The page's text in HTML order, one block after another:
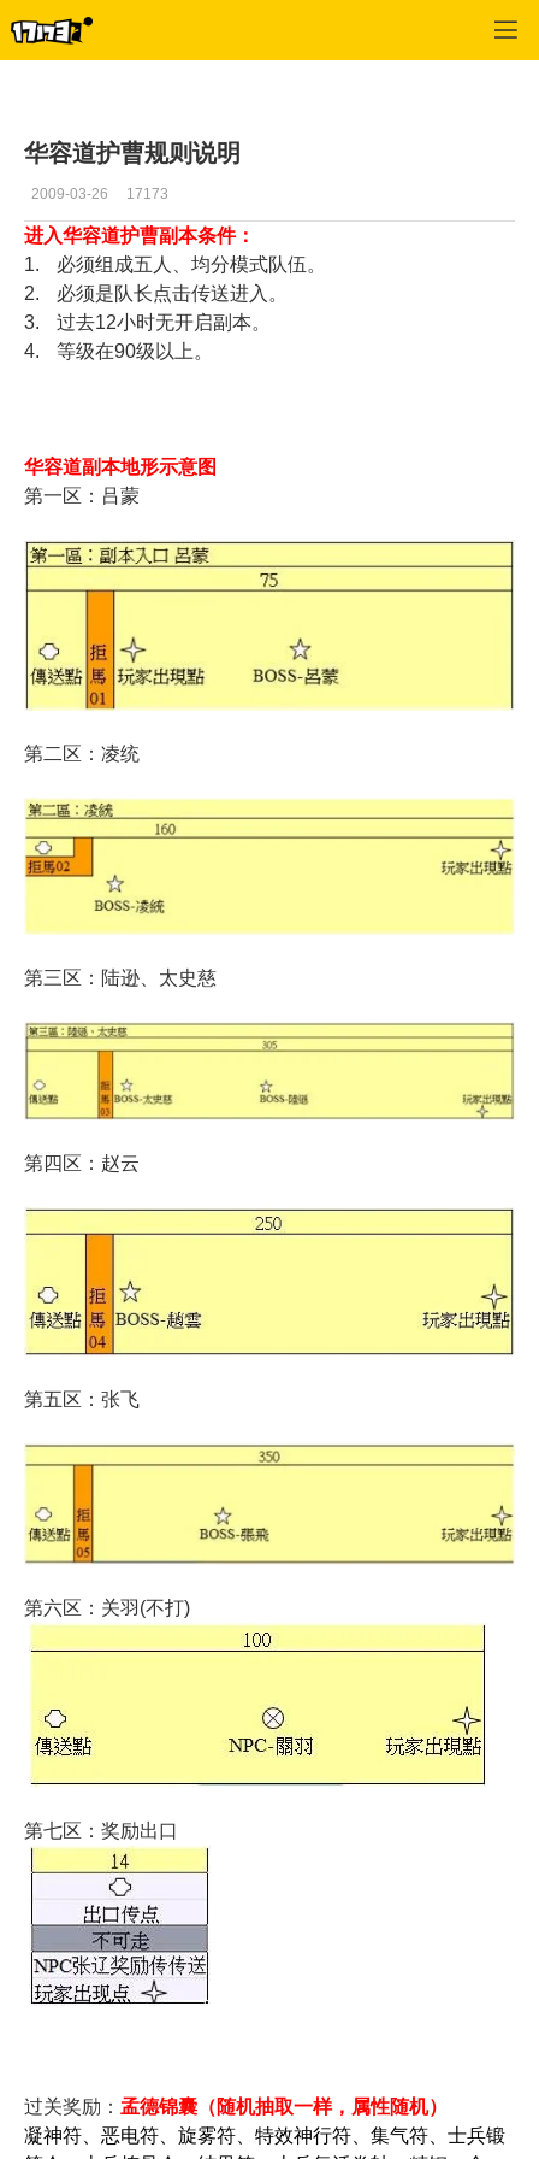
华容道护曹规则说明
2009-03-26 17173
进入华容道护曹副本条件：
1.
必须组成五人、均分模式队伍。
2.
必须是队长点击传送进入。
3.
过去12小时无开启副本。
4.
等级在90级以上。
华容道副本地形示意图
第一区：吕蒙
第二区：凌统
第三区：陆逊、太史慈
第四区：赵云
第五区：张飞
第六区：关羽(不打)
第七区：奖励出口
过关奖励： 孟德锦囊（随机抽取一样，属性随机）
凝神符、恶电符、旋雾符、特效神行符、集气符、士兵锻